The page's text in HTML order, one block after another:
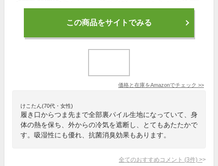
この商品をサイトでみる
価格と在庫をAmazonでチェック >>
けこたん(70代・女性)
履き口からつま先まで全部裏パイル生地になっていて、身
体の熱を保ち、外からの冷気を遮断し、とてもあたたかで
す。吸湿性にも優れ、抗菌消臭効果もあります。
全てのおすすめコメント (3件) >